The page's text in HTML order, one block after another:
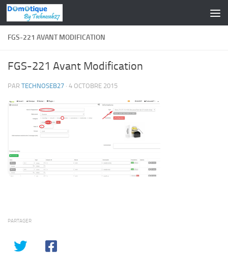
Skip to content
FGS-221 AVANT MODIFICATION
FGS-221 Avant Modification
PAR TECHNOSEB27 · 4 OCTOBRE 2015
PARTAGER